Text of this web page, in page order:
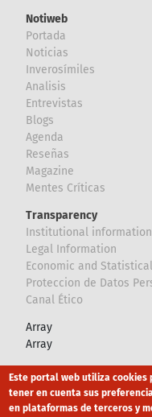
Notiweb
Portada
Noticias
Inverosímiles
Analisis
Entrevistas
Blogs
Agenda
Reseñas
Magazine
Mentes Críticas
Transparency
Institutional information
Legal Information
Economic and
Proteccion de Datos
Canal Ético
Array
Array
Footer Canal
Este portal web utiliza cookies
tener en cuenta sus
en plataformas de terceros y